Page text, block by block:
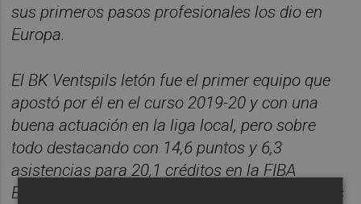
sus primeros pasos profesionales los dio en
Europa.
El BK Ventspils letón fue el primer equipo que
apostó por él en el curso 2019-20 y con una
buena actuación en la liga local, pero sobre
todo destacando con 14,6 puntos y 6,3
asistencias para 20,1 créditos en la FIBA
Europe Cup liderando a su equipo a los cuartos